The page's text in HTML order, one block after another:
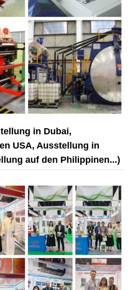
in Dubai,
USA, Ausstellung in
auf den Philippinen...)